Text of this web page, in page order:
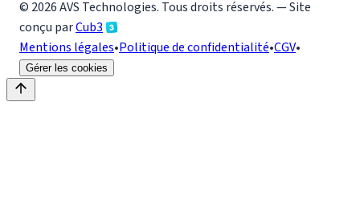
© 2026AVS Technologies. Tous droits réservés. — Site
conçu parCub3
Mentions légales•Politique de confidentialité•CGV•
Gérer les cookies